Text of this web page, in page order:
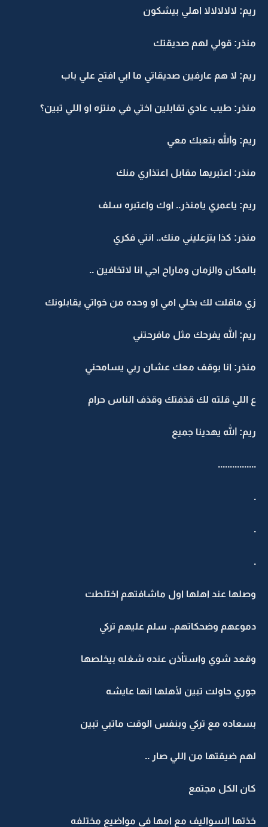
ريم: لالالالالا اهلي بيشكون
منذر: قولي لهم صديقتك
ريم: لا هم عارفين صديقاتي ما ابي افتح علي باب
منذر: طيب عادي تقابلين اختي في منتزه او اللي تبين؟
ريم: والله بتعبك معي
منذر: اعتبريها مقابل اعتذاري منك
ريم: ياعمري يامنذر.. اوك واعتبره سلف
منذر: كذا بتزعليني منك.. انتي فكري
بالمكان والزمان وماراح اجي انا لاتخافين ..
زي ماقلت لك بخلي امي او وحده من خواتي يقابلونك
ريم: الله يفرحك مثل مافرحتني
منذر: انا بوقف معك عشان ربي يسامحني
ع اللي قلته لك قذفتك وقذف الناس حرام
ريم: الله يهدينا جميع
................
.
.
.
وصلها عند اهلها اول ماشافتهم اختلطت
دموعهم وضحكاتهم.. سلم عليهم تركي
وقعد شوي واستأذن عنده شغله بيخلصها
جوري حاولت تبين لأهلها انها عايشه
بسعاده مع تركي وبنفس الوقت ماتبي تبين
لهم ضيقتها من اللي صار ..
كان الكل مجتمع
خذتها السواليف مع امها في مواضيع مختلفه